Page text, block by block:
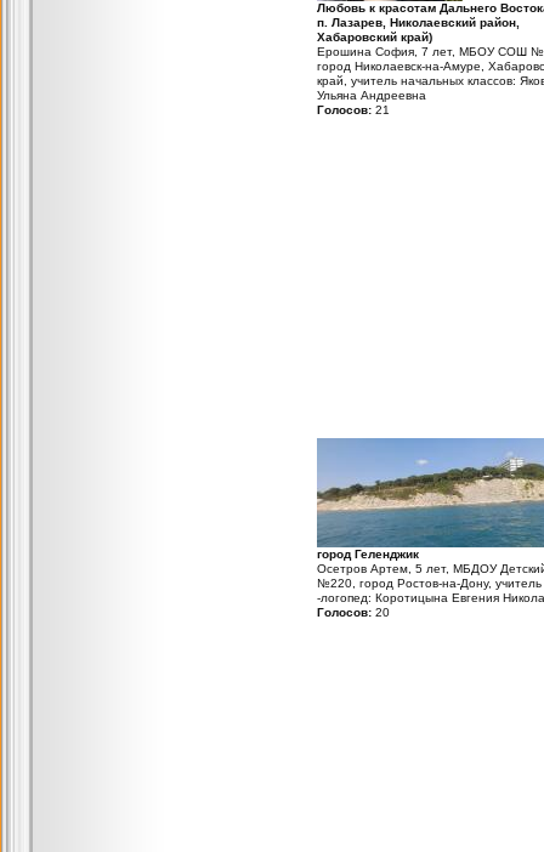
Любовь к красотам Дальнего
п. Лазарев, Николаевский район,
Хабаровский край)
Ерошина София, 7 лет, МБОУ СОШ
город Николаевск-на-Амуре,
край, учитель начальных классов:
Ульяна Андреевна
Голосов: 21
город Геленджик
Осетров Артем, 5 лет, МБДОУ
№220, город Ростов-на-Дону, учитель
-логопед: Коротицына Евгения
Голосов: 20